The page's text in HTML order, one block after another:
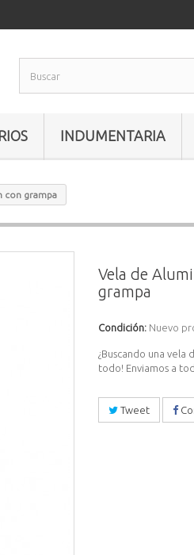
INDUMENTARIA
con grampa
Vela de
grampa
Condición: Nuevo
¿Buscando una vela
todo! Enviamos a
Tweet